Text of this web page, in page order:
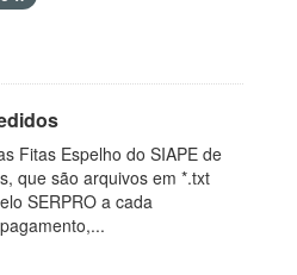
Fitas Espelho do SIAPE de
que são arquivos em *.txt
SERPRO a cada